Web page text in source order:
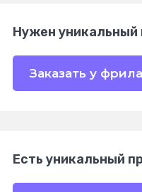
Нужен уникальный
Заказать у
Есть уникальный